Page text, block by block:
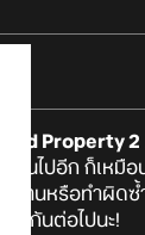
Property 2
ขึ้นไปอีก ก็เหมื
งานหรือทำผิด
ามกันต่อไปนะ!